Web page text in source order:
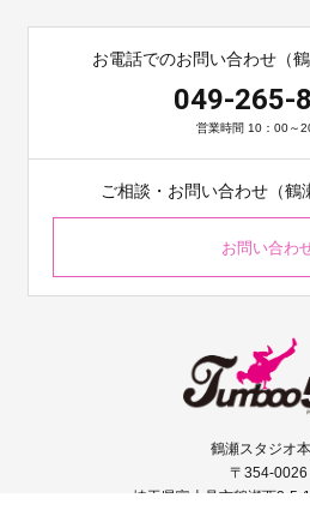
お電話でのお問い合わせ（
049-265-
営業時間 10：00～
ご相談・お問い合わせ（鶴
お問い合わ
鶴瀬スタジオ
〒354-0026
埼玉県富士見市鶴瀬西2-5-